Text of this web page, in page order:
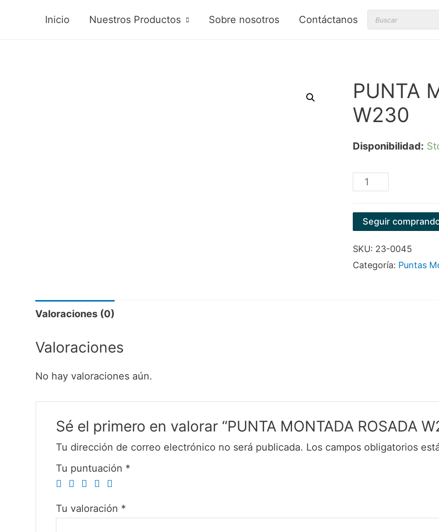
Inicio Nuestros Productos Sobre nosotros Contáctanos
Products
search
PUNTA
W230
Disponibilidad:
PUNTA
ROSADA
cantidad
Seguir
SKU: 23-0045
Categoría: Puntas
Valoraciones (0)
Valoraciones
No hay valoraciones aún.
Sé el primero en valorar “PUNTA MONTADA ROSADA
Tu dirección de correo electrónico no será publicada. Los campos obligatorios
Tu puntuación *
Tu valoración *